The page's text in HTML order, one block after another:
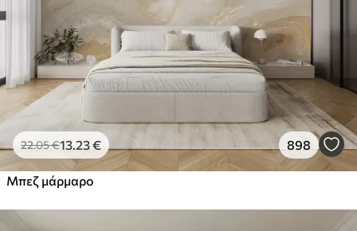
22.05€13 .23€ 898
Μπεζ μάρμαρο